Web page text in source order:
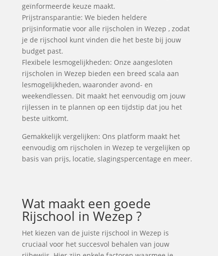
geïnformeerde keuze maakt.
Prijstransparantie: We bieden heldere
prijsinformatie voor alle rijscholen in Wezep , zodat
je de rijschool kunt vinden die het beste bij jouw
budget past.
Flexibele lesmogelijkheden: Onze aangesloten
rijscholen in Wezep bieden een breed scala aan
lesmogelijkheden, waaronder avond- en
weekendlessen. Dit maakt het eenvoudig om jouw
rijlessen in te plannen op een tijdstip dat jou het
beste uitkomt.
Gemakkelijk vergelijken: Ons platform maakt het
eenvoudig om rijscholen in Wezep te vergelijken op
basis van prijs, locatie, slagingspercentage en meer.
Wat maakt een goede
Rijschool in Wezep ?
Het kiezen van de juiste rijschool in Wezep is
cruciaal voor het succesvol behalen van jouw